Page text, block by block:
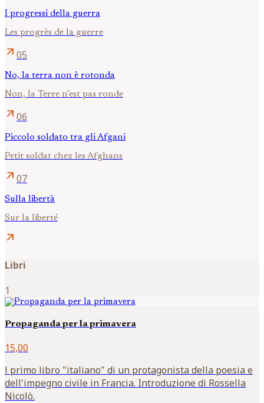
I progressi della guerra
Les progrès de la guerre
arrow_outward 05
No, la terra non è rotonda
Non, la Terre n’est pas ronde
arrow_outward 06
Piccolo soldato tra gli Afgani
Petit soldat chez les Afghans
arrow_outward 07
Sulla libertà
Sur la liberté
arrow_outward
Libri
1
Propaganda per la primavera
15,00
l primo libro "italiano" di un protagonista della poesia e
dell'impegno civile in Francia. Introduzione di Rossella
Nicolò.